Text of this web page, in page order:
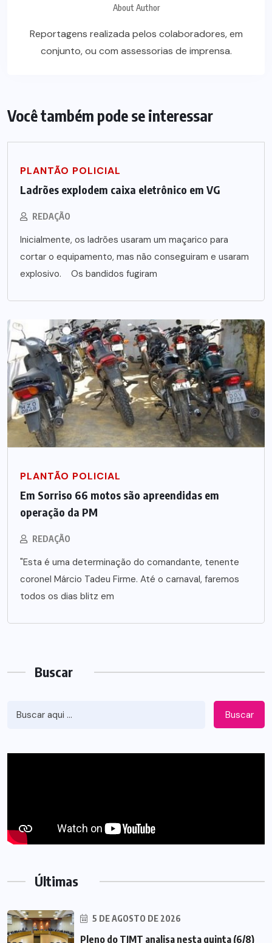
About Author
Reportagens realizada pelos colaboradores, em
conjunto, ou com assessorias de imprensa.
Você também pode se interessar
PLANTÃO POLICIAL
Ladrões explodem caixa eletrônico em VG
REDAÇÃO
Inicialmente, os ladrões usaram um maçarico para
cortar o equipamento, mas não conseguiram e usaram
explosivo. Os bandidos fugiram
PLANTÃO POLICIAL
Em Sorriso 66 motos são apreendidas em
operação da PM
REDAÇÃO
"Esta é uma determinação do comandante, tenente
coronel Márcio Tadeu Firme. Até o carnaval, faremos
todos os dias blitz em
Buscar
Buscar
Últimas
5 DE AGOSTO DE 2026
Pleno do TJMT analisa nesta quinta (6/8)